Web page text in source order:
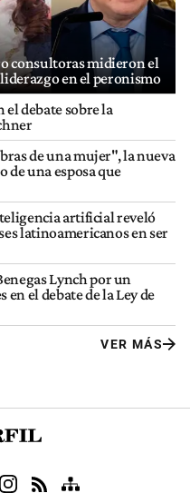
consultoras midieron el
en el peronismo
debate sobre la
de una mujer", la nueva
de una esposa que
artificial reveló
latinoamericanos en ser
Lynch por un
el debate de la Ley de
VER MÁS